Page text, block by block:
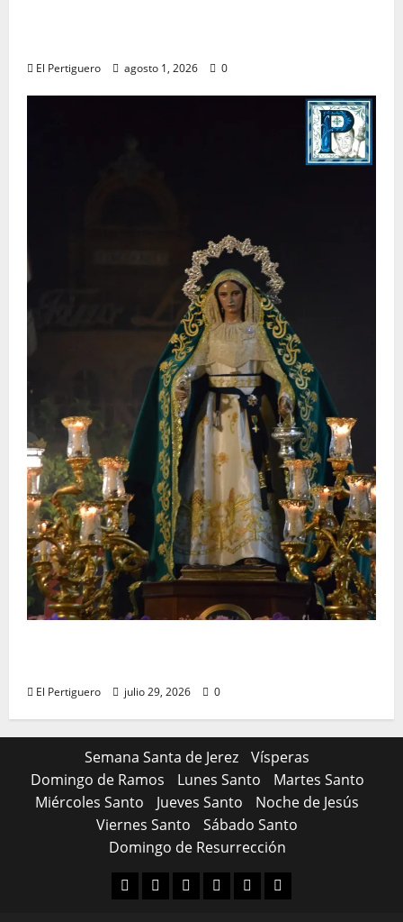
El Pertiguero agosto 1, 2026 0
El Pertiguero julio 29, 2026 0
Semana Santa de Jerez
Vísperas
Domingo de Ramos
Lunes Santo
Martes Santo
Miércoles Santo
Jueves Santo
Noche de Jesús
Viernes Santo
Sábado Santo
Domingo de Resurrección
FacebookYoutubeInstagram
LinkedPinterestDribbble